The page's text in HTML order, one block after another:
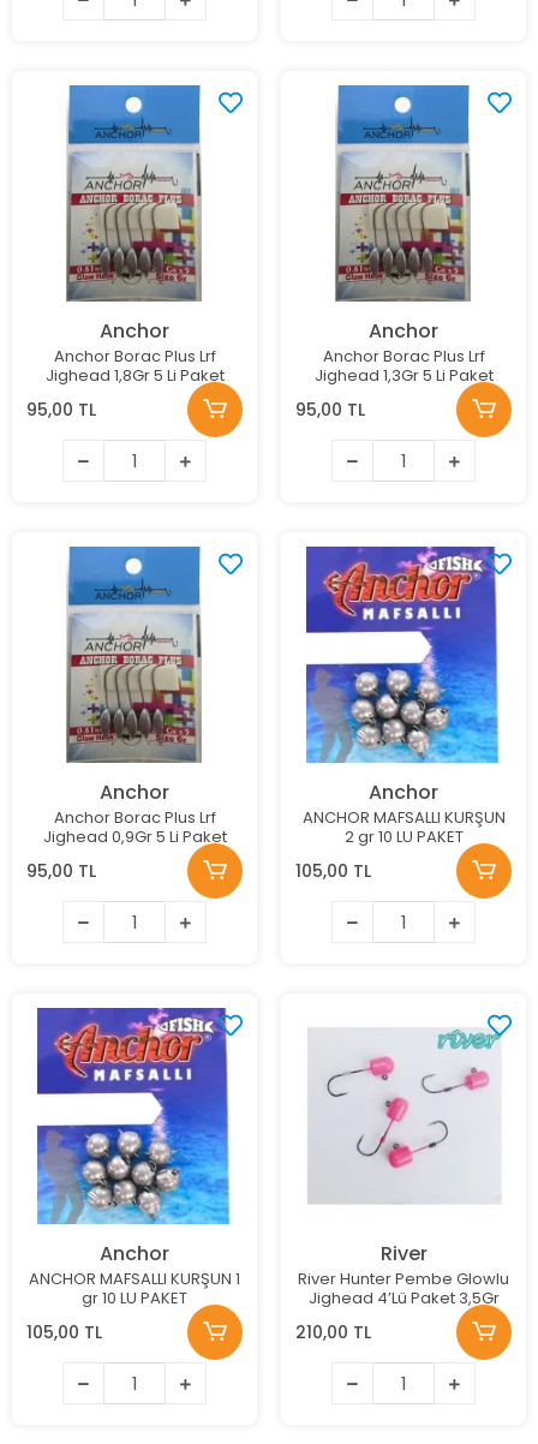
Anchor
Anchor Borac Plus Lrf
Jighead 1,8Gr 5 Li Paket
95,00 TL
Anchor
Anchor Borac Plus Lrf
Jighead 1,3Gr 5 Li Paket
95,00 TL
Anchor
Anchor Borac Plus Lrf
Jighead 0,9Gr 5 Li Paket
95,00 TL
Anchor
ANCHOR MAFSALLI KURŞUN
2 gr 10 LU PAKET
105,00 TL
Anchor
ANCHOR MAFSALLI KURŞUN 1
gr 10 LU PAKET
105,00 TL
River
River Hunter Pembe Glowlu
Jighead 4’Lü Paket 3,5Gr
210,00 TL